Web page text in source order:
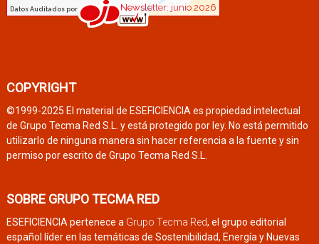
COPYRIGHT
©1999-2025 El material de ESEFICIENCIA es propiedad intelectual
de Grupo Tecma Red S.L. y está protegido por ley. No está permitido
utilizarlo de ninguna manera sin hacer referencia a la fuente y sin
permiso por escrito de Grupo Tecma Red S.L.
SOBRE GRUPO TECMA RED
ESEFICIENCIA pertenece a Grupo Tecma Red, el grupo editorial
español líder en las temáticas de Sostenibilidad, Energía y Nuevas